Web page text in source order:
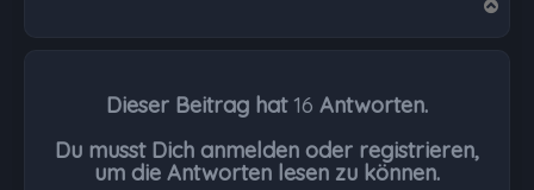
Dieser Beitrag hat 16 Antworten.
Du musst Dich anmelden oder registrieren,
um die Antworten lesen zu können.